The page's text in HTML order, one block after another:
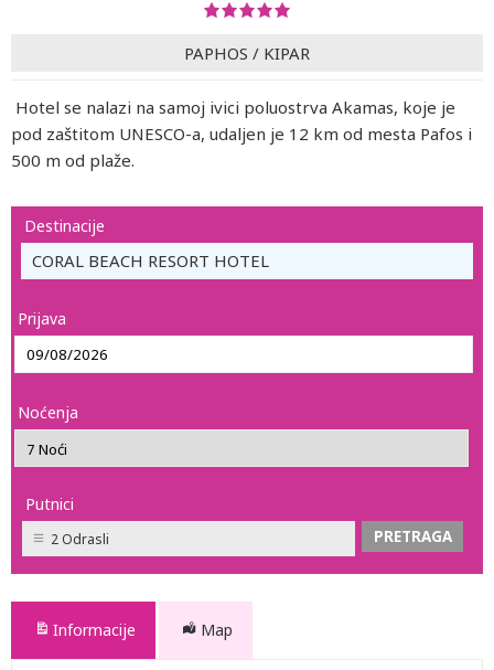
PAPHOS / KIPAR
Hotel se nalazi na samoj ivici poluostrva Akamas, koje je
pod zaštitom UNESCO-a, udaljen je 12 km od mesta Pafos i
500 m od plaže.
Destinacije
CORAL BEACH RESORT HOTEL
Prijava
Noćenja
Putnici
2 Odrasli
Informacije Map